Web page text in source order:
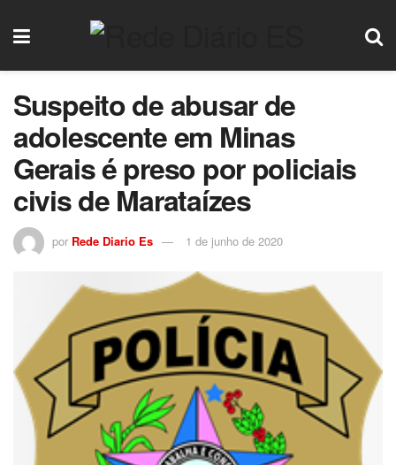
Suspeito de abusar de
adolescente em Minas
Gerais é preso por policiais
civis de Marataízes
por Rede Diario Es 1 de junho de 2020